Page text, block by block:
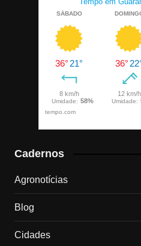
Cadernos
Agronotícias
Blog
Cidades